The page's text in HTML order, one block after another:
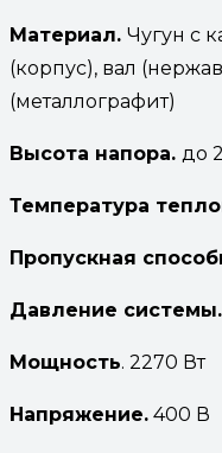
Материал. Чугун с
(корпус), вал
(металлографит)
Высота напора. до
Температура
Пропускная
Давление системы.
Мощность. 2270 Вт
Напряжение. 400 В